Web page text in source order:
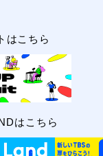
はこちら
はこちら